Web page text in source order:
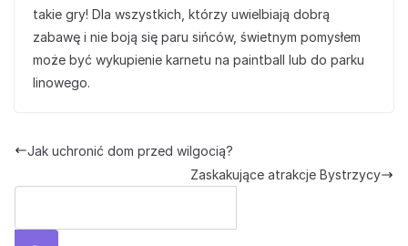
takie gry! Dla wszystkich, którzy uwielbiają dobrą
zabawę i nie boją się paru sińców, świetnym pomysłem
może być wykupienie karnetu na paintball lub do parku
linowego.
Jak uchronić dom przed wilgocią?
Zaskakujące atrakcje Bystrzycy